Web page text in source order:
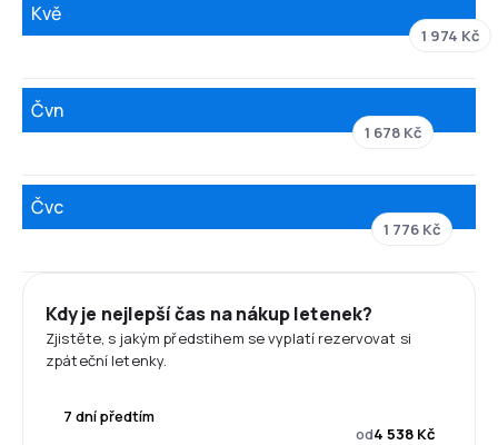
Kvě
1 974 Kč
Čvn
1 678 Kč
Čvc
1 776 Kč
Kdy je nejlepší čas na nákup letenek?
Zjistěte, s jakým předstihem se vyplatí rezervovat si
zpáteční letenky.
7 dní předtím
od4 538 Kč